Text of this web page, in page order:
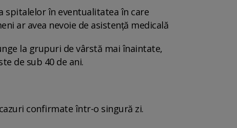
spitalelor în eventualitatea în care
ar avea nevoie de asistență medicală
la grupuri de vârstă mai înaintate,
de sub 40 de ani.
confirmate într-o singură zi.